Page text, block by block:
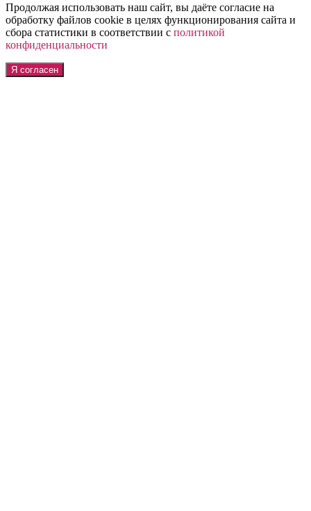
Продолжая использовать наш сайт, вы даёте согласие на
обработку файлов cookie в целях функционирования сайта и
сбора статистики в соответствии с политикой
конфиденциальности
Я согласен